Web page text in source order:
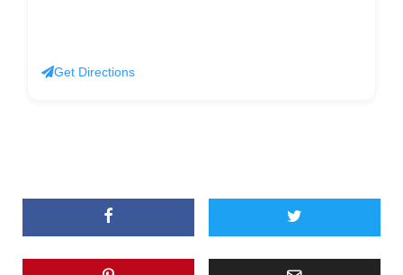
Get Directions